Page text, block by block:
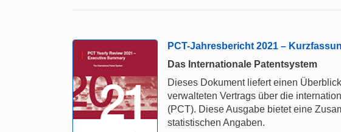
PCT-Jahresbericht 2021 –
Das Internationale Patentsystem
Dieses Dokument liefert einen
verwalteten Vertrags über die
(PCT). Diese Ausgabe bietet eine
statistischen Angaben.